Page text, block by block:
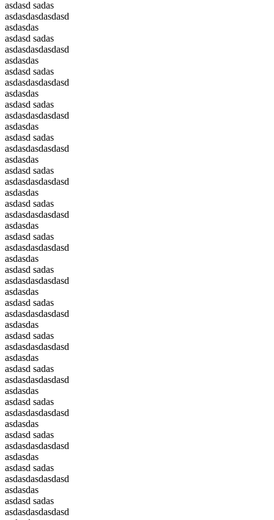
asdasd sadas
asdasdasdasdasd
asdasdas
asdasd sadas
asdasdasdasdasd
asdasdas
asdasd sadas
asdasdasdasdasd
asdasdas
asdasd sadas
asdasdasdasdasd
asdasdas
asdasd sadas
asdasdasdasdasd
asdasdas
asdasd sadas
asdasdasdasdasd
asdasdas
asdasd sadas
asdasdasdasdasd
asdasdas
asdasd sadas
asdasdasdasdasd
asdasdas
asdasd sadas
asdasdasdasdasd
asdasdas
asdasd sadas
asdasdasdasdasd
asdasdas
asdasd sadas
asdasdasdasdasd
asdasdas
asdasd sadas
asdasdasdasdasd
asdasdas
asdasd sadas
asdasdasdasdasd
asdasdas
asdasd sadas
asdasdasdasdasd
asdasdas
asdasd sadas
asdasdasdasdasd
asdasdas
asdasd sadas
asdasdasdasdasd